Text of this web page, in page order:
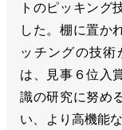
トのピッキング
した。棚に置か
ッチングの技術
は、見事６位入
識の研究に努め
い、より高機能